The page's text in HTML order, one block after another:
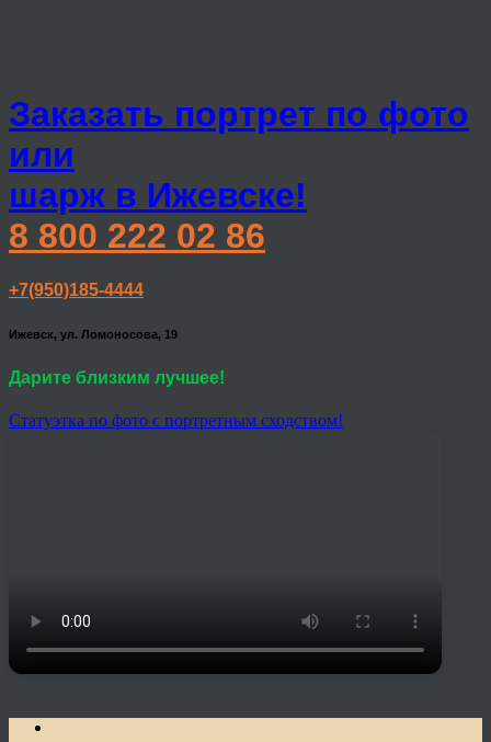
Заказать портрет по фото
или
шарж в Ижевске!
8 800 222 02 86
+7(950)185-4444
Ижевск, ул. Ломоносова, 19
Дарите близким лучшее!
Статуэтка по фото с портретным сходством!